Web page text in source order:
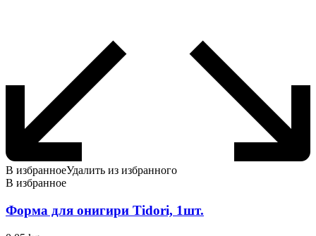
В избранноеУдалить из избранного
В избранное
Форма для онигири Tidori, 1шт.